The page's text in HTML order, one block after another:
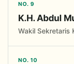
NO. 9
K.H. Abdul
Wakil Sekretaris
NO. 10